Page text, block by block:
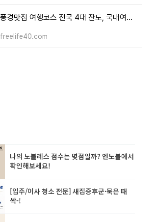
풍경맛집 여행코스 전국 4대 잔도, 국내여행코스 4대 잔도
freelife40.com